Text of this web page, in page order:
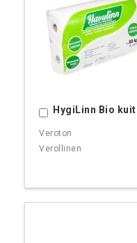
HygiLinn Bio
Ostoskoriin